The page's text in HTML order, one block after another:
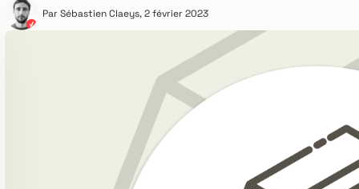
Par Sébastien Claeys,2 février 2023